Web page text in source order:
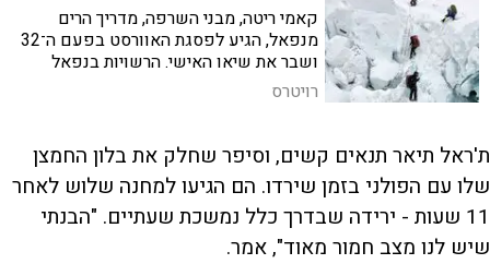
קאמי ריטה, מבני השרפה, מדריך הרים
מנפאל, הגיע לפסגת האוורסט בפעם ה־32
ושבר את שיאו האישי. הרשויות בנפאל
בירכו אותו על "ציון דרך היסטורי"
רויטרס
ת'ראל תיאר תנאים קשים, וסיפר שחלק את בלון החמצן
שלו עם הפולני בזמן שירדו. הם הגיעו למחנה שלוש לאחר
11 שעות - ירידה שבדרך כלל נמשכת שעתיים. "הבנתי
שיש לנו מצב חמור מאוד", אמר.